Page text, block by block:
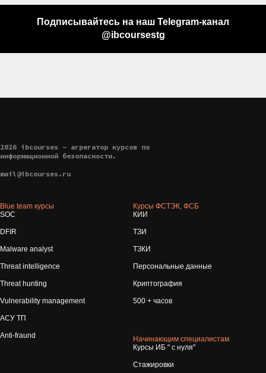
Подписывайтесь на наш Telegram-канал
@ibcoursestg
2026 ibcourses - агрегатор курсов по
информационной безопасности.
mail@ibcourses.ru
Blue team курсы
SOC
DFIR
Malware analyst
Threat intelligence
Threat hunting
Vulnerability management
АСУ ТП
Anti-fraund
Курсы ФСТЭК, ФСБ
КИИ
ТЗИ
ТЗКИ
Персональные данные
Криптография
500 + часов
Начинающим специалистам
Курсы ИБ " с нуля"
Стажировки